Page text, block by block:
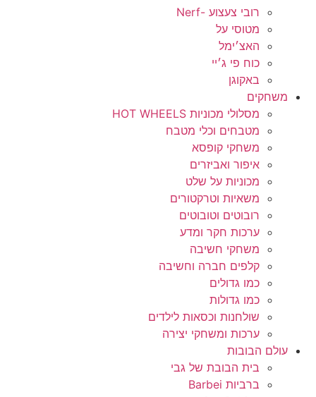
רובי צעצוע -Nerf
מטוסי על
האצ׳ימל
כוח פי ג׳יי
באקוגן
משחקים
מסלולי מכוניות HOT WHEELS
מטבחים וכלי מטבח
משחקי קופסא
איפור ואביזרים
מכוניות על שלט
משאיות וטרקטורים
רובוטים וטובוטים
ערכות חקר ומדע
משחקי חשיבה
קלפים חברה וחשיבה
כמו גדולים
כמו גדולות
שולחנות וכסאות לילדים
ערכות ומשחקי יצירה
עולם הבובות
בית הבובת של גבי
ברביות Barbei